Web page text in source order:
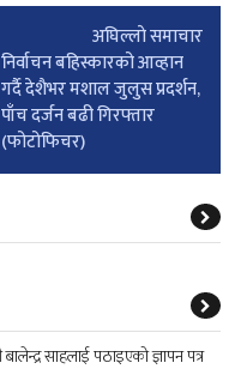
अघिल्लाे समाचार
निर्वाचन बहिस्कारको आव्हान
गर्दै देशैभर मशाल जुलुस प्रदर्शन,
पाँच दर्जन बढी गिरफ्तार
(फोटोफिचर)